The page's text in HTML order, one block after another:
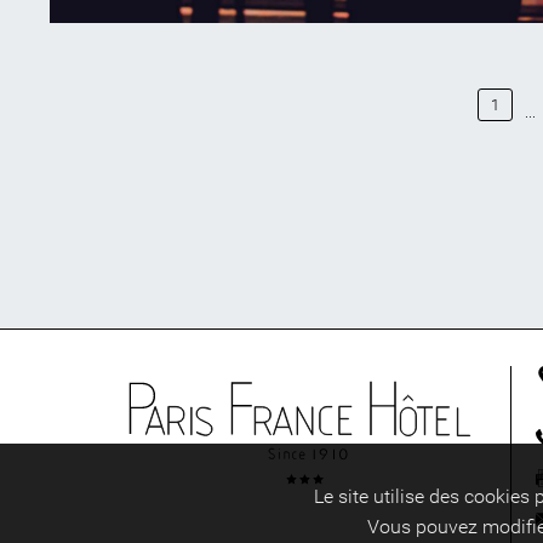
1 ...
Le site utilise des cookies
Vous pouvez